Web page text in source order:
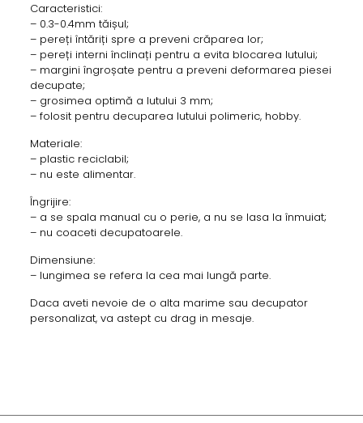
Caracteristici:
– 0.3-0.4mm tăișul;
– pereți întăriți spre a preveni crăparea lor;
– pereți interni înclinați pentru a evita blocarea lutului;
– margini îngroșate pentru a preveni deformarea piesei
decupate;
– grosimea optimă a lutului 3 mm;
– folosit pentru decuparea lutului polimeric, hobby.
Materiale:
– plastic reciclabil;
– nu este alimentar.
Îngrijire:
– a se spala manual cu o perie, a nu se lasa la înmuiat;
– nu coaceti decupatoarele.
Dimensiune:
– lungimea se refera la cea mai lungă parte.
Daca aveti nevoie de o alta marime sau decupator
personalizat, va astept cu drag in mesaje.